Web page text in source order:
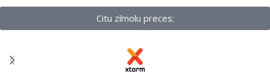
Citu zīmolu preces: